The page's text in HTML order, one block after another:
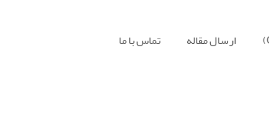
ارسال مقاله تماس با ما